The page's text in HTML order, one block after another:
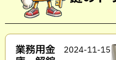
業務用金
2024-11-15